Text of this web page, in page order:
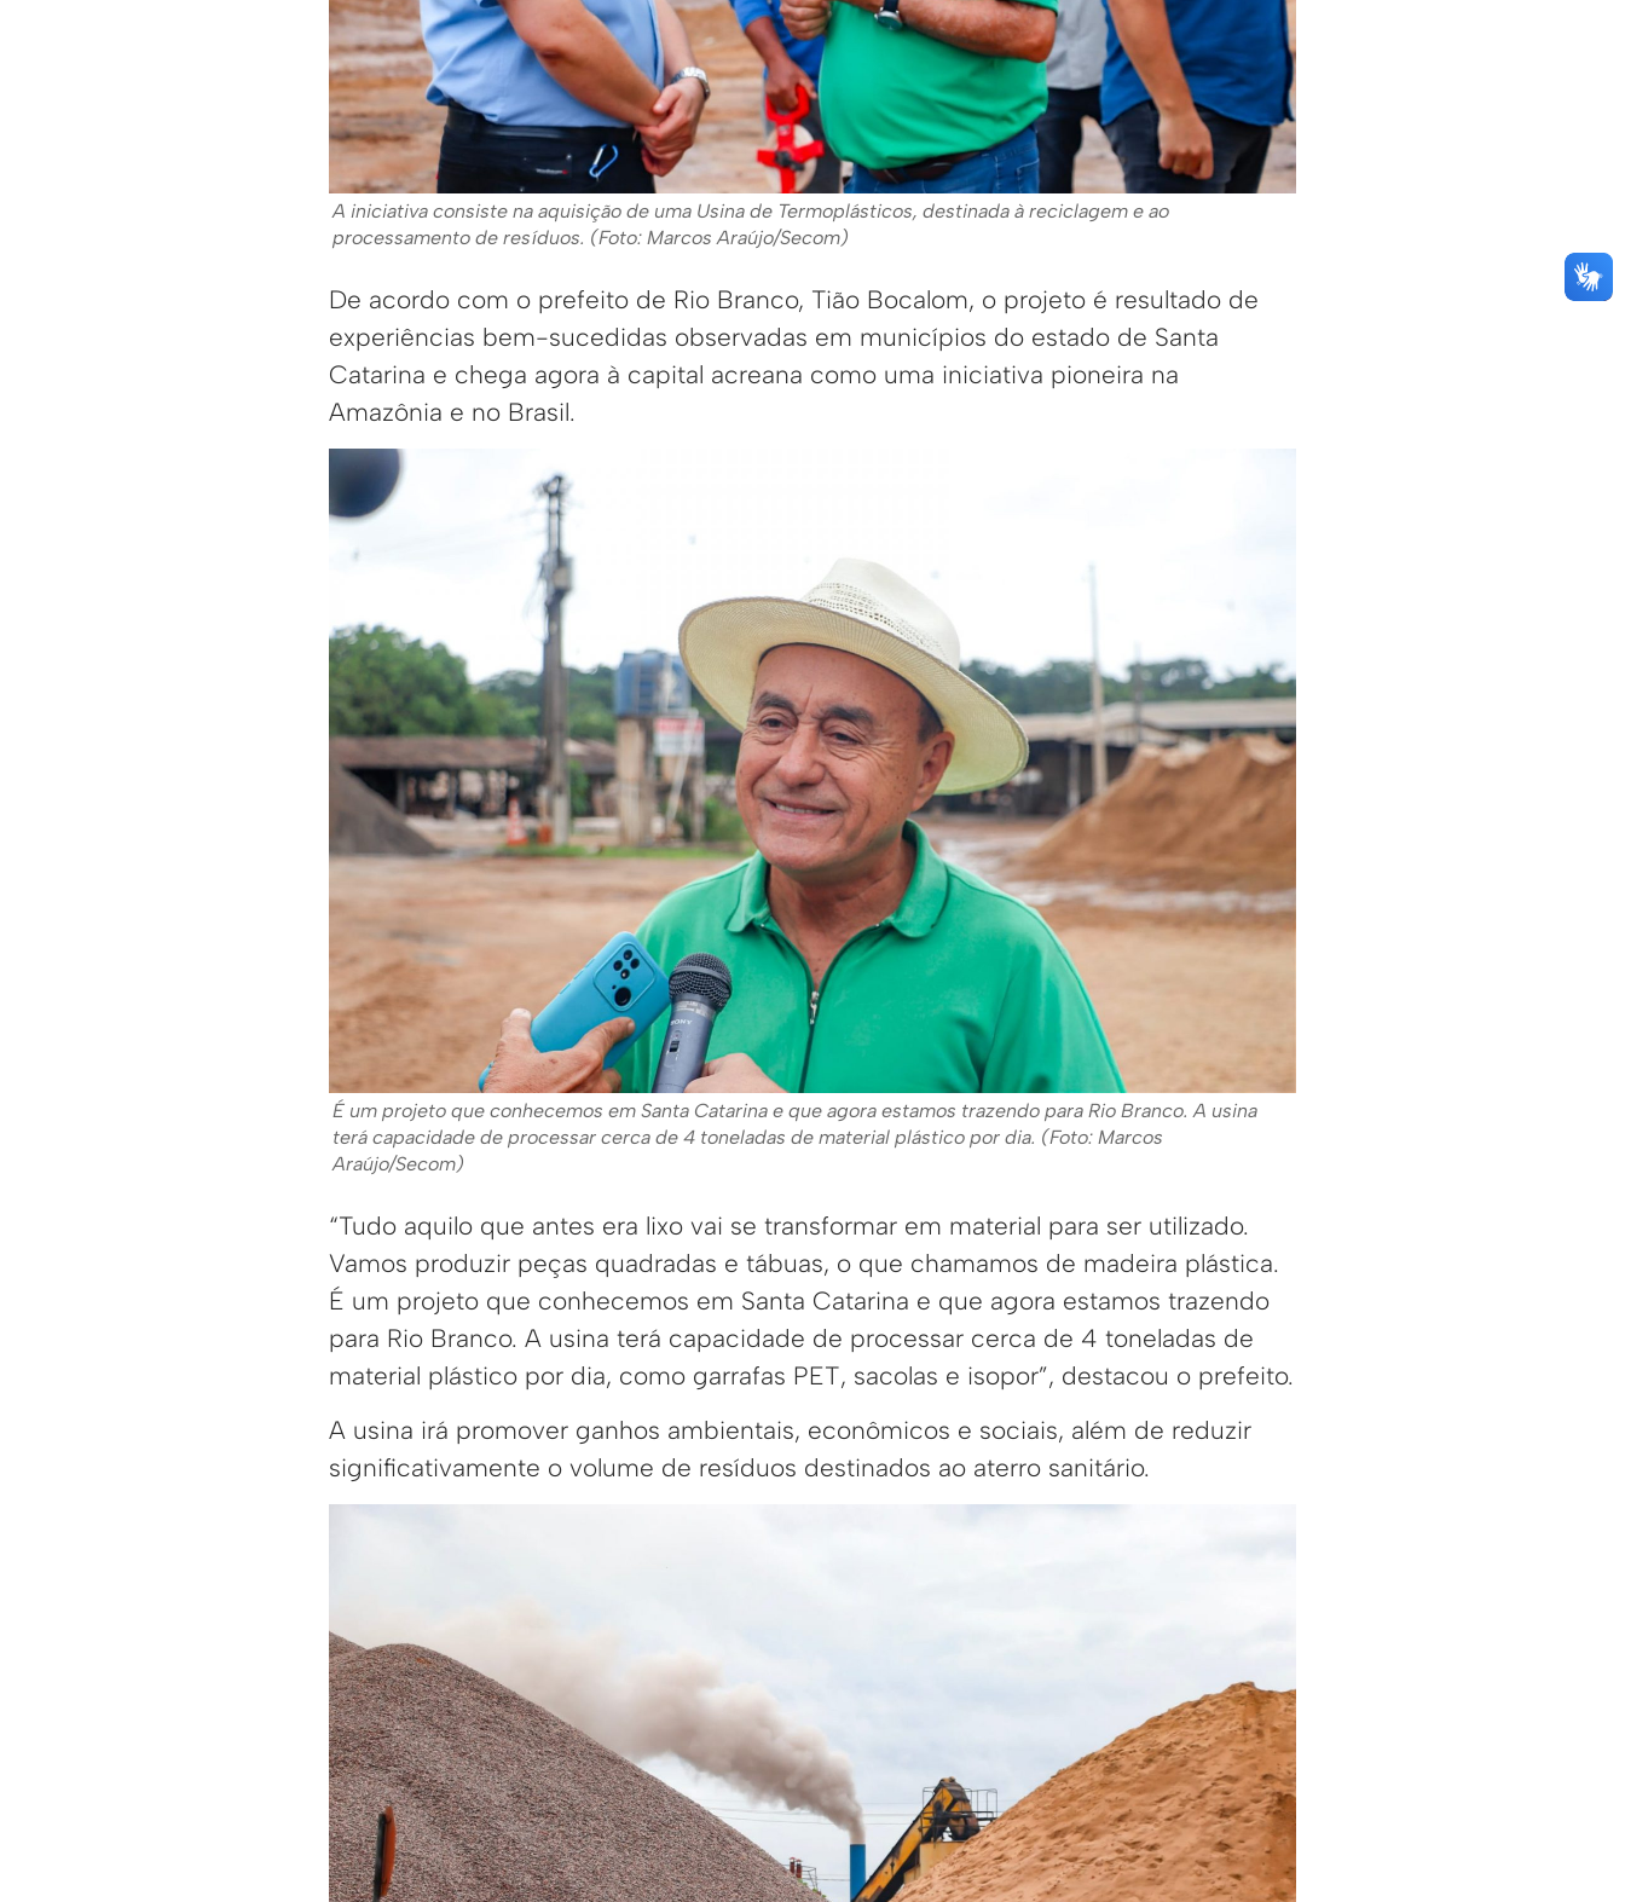
A iniciativa consiste na aquisição de uma Usina de Termoplásticos, destinada à reciclagem e ao
processamento de resíduos. (Foto: Marcos Araújo/Secom)
De acordo com o prefeito de Rio Branco, Tião Bocalom, o projeto é resultado de
experiências bem-sucedidas observadas em municípios do estado de Santa
Catarina e chega agora à capital acreana como uma iniciativa pioneira na
Amazônia e no Brasil.
É um projeto que conhecemos em Santa Catarina e que agora estamos trazendo para Rio Branco. A usina
terá capacidade de processar cerca de 4 toneladas de material plástico por dia. (Foto: Marcos
Araújo/Secom)
“Tudo aquilo que antes era lixo vai se transformar em material para ser utilizado.
Vamos produzir peças quadradas e tábuas, o que chamamos de madeira plástica.
É um projeto que conhecemos em Santa Catarina e que agora estamos trazendo
para Rio Branco. A usina terá capacidade de processar cerca de 4 toneladas de
material plástico por dia, como garrafas PET, sacolas e isopor”, destacou o prefeito.
A usina irá promover ganhos ambientais, econômicos e sociais, além de reduzir
significativamente o volume de resíduos destinados ao aterro sanitário.